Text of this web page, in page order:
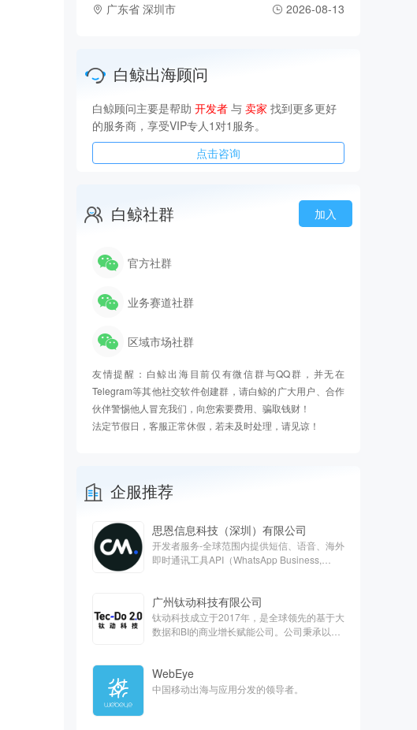
广东省 深圳市
2026-08-13
白鲸出海顾问
白鲸顾问主要是帮助 开发者 与 卖家 找到更多更好
的服务商，享受VIP专人1对1服务。
点击咨询
白鲸社群 加入
官方社群
业务赛道社群
区域市场社群
友情提醒：白鲸出海目前仅有微信群与QQ群，并无在
Telegram等其他社交软件创建群，请白鲸的广大用户、合作
伙伴警惕他人冒充我们，向您索要费用、骗取钱财！
法定节假日，客服正常休假，若未及时处理，请见谅！
企服推荐
思恩信息科技（深圳）有限公司
开发者服务-全球范围内提供短信、语音、海外
即时通讯工具API（WhatsApp Business,
广州钛动科技有限公司
钛动科技成立于2017年，是全球领先的基于大
数据和BI的商业增长赋能公司。公司秉承以服
客户的一站式平台。
WebEye
中国移动出海与应用分发的领导者。